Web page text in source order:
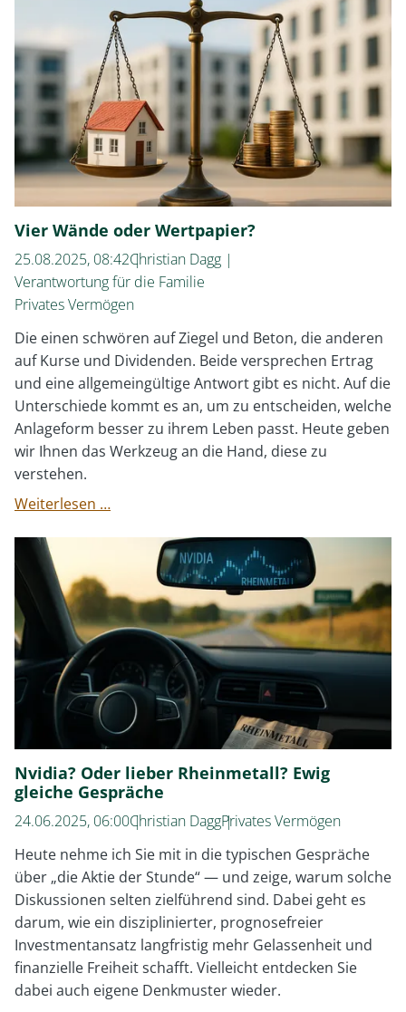
einen
guten
Kunden
aus?
Vier Wände oder Wertpapier?
25.08.2025, 08:42Christian Dagg
Verantwortung für die Familie
Privates Vermögen
Die einen schwören auf Ziegel und Beton, die anderen
auf Kurse und Dividenden. Beide versprechen Ertrag
und eine allgemeingültige Antwort gibt es nicht. Auf die
Unterschiede kommt es an, um zu entscheiden, welche
Anlageform besser zu ihrem Leben passt. Heute geben
wir Ihnen das Werkzeug an die Hand, diese zu
verstehen.
Weiterlesen …Vier
Wertpapier?
Nvidia? Oder lieber Rheinmetall? Ewig
gleiche Gespräche
24.06.2025, 06:00Christian DaggPrivates Vermögen
Heute nehme ich Sie mit in die typischen Gespräche
über „die Aktie der Stunde“ — und zeige, warum solche
Diskussionen selten zielführend sind. Dabei geht es
darum, wie ein disziplinierter, prognosefreier
Investmentansatz langfristig mehr Gelassenheit und
finanzielle Freiheit schafft. Vielleicht entdecken Sie
dabei auch eigene Denkmuster wieder.